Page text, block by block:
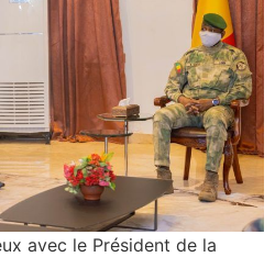
avec le Président de la